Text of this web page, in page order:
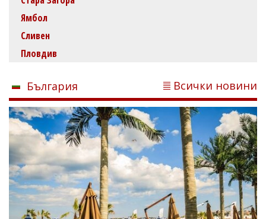
Ямбол
Сливен
Пловдив
България Всички новини